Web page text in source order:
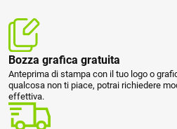
Bozza grafica gratuita
Anteprima di stampa con il tuo logo o
qualcosa non ti piace, potrai richiedere
effettiva.